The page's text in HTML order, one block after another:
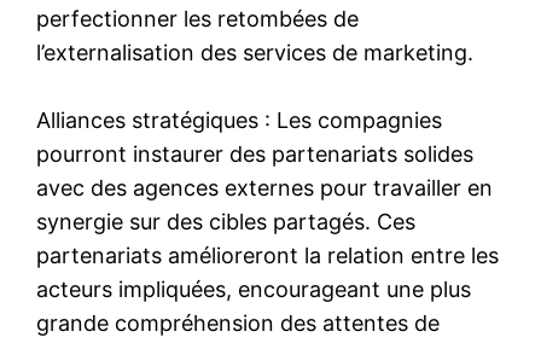
perfectionner les retombées de
l’externalisation des services de marketing.
Alliances stratégiques : Les compagnies
pourront instaurer des partenariats solides
avec des agences externes pour travailler en
synergie sur des cibles partagés. Ces
partenariats amélioreront la relation entre les
acteurs impliquées, encourageant une plus
grande compréhension des attentes de